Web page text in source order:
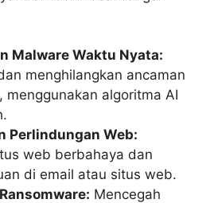
Malware Waktu Nyata:
menghilangkan ancaman
menggunakan algoritma AI
Perlindungan Web:
web berbahaya dan
di email atau situs web.
Mencegah